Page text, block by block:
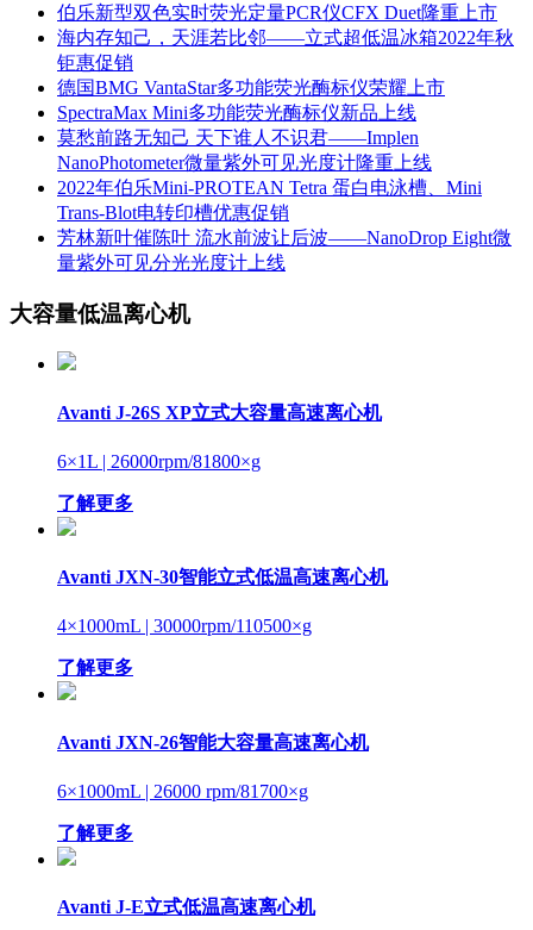
伯乐新型双色实时荧光定量PCR仪CFX Duet隆重上市
海内存知己，天涯若比邻——立式超低温冰箱2022年秋
钜惠促销
德国BMG VantaStar多功能荧光酶标仪荣耀上市
SpectraMax Mini多功能荧光酶标仪新品上线
莫愁前路无知己 天下谁人不识君——Implen
NanoPhotometer微量紫外可见光度计隆重上线
2022年伯乐Mini-PROTEAN Tetra 蛋白电泳槽、Mini
Trans-Blot电转印槽优惠促销
芳林新叶催陈叶 流水前波让后波——NanoDrop Eight微
量紫外可见分光光度计上线
大容量低温离心机
Avanti J-26S XP立式大容量高速离心机
6×1L | 26000rpm/81800×g
了解更多
Avanti JXN-30智能立式低温高速离心机
4×1000mL | 30000rpm/110500×g
了解更多
Avanti JXN-26智能大容量高速离心机
6×1000mL | 26000 rpm/81700×g
了解更多
Avanti J-E立式低温高速离心机